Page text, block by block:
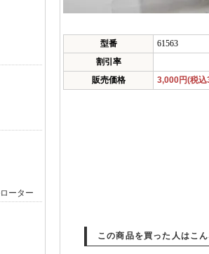
ーター
型番
61563
割引率
販売価格
3,000円(税
この商品を買った人はこ